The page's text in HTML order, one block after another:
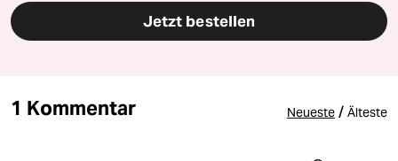
Jetzt bestellen
1 Kommentar Neueste / Älteste